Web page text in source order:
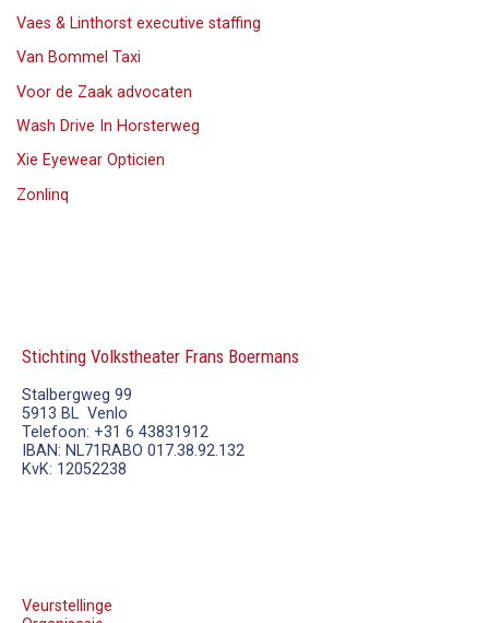
Vaes & Linthorst executive staffing
Van Bommel Taxi
Voor de Zaak advocaten
Wash Drive In Horsterweg
Xie Eyewear Opticien
Zonlinq
Stichting Volkstheater Frans Boermans
Stalbergweg 99
5913 BL Venlo
Telefoon: +31 6 43831912
IBAN: NL71RABO 017.38.92.132
KvK: 12052238
Veurstellinge